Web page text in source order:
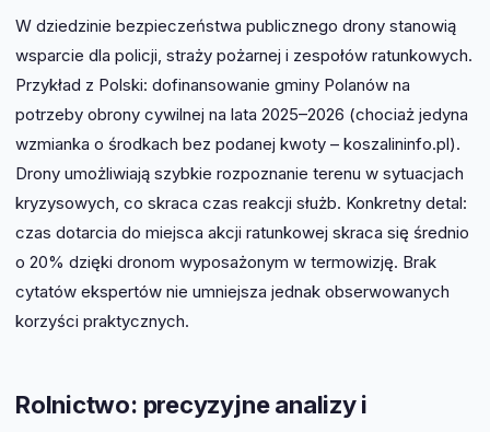
W dziedzinie bezpieczeństwa publicznego drony stanowią
wsparcie dla policji, straży pożarnej i zespołów ratunkowych.
Przykład z Polski: dofinansowanie gminy Polanów na
potrzeby obrony cywilnej na lata 2025–2026 (chociaż jedyna
wzmianka o środkach bez podanej kwoty – koszalininfo.pl).
Drony umożliwiają szybkie rozpoznanie terenu w sytuacjach
kryzysowych, co skraca czas reakcji służb. Konkretny detal:
czas dotarcia do miejsca akcji ratunkowej skraca się średnio
o 20% dzięki dronom wyposażonym w termowizję. Brak
cytatów ekspertów nie umniejsza jednak obserwowanych
korzyści praktycznych.
Rolnictwo: precyzyjne analizy i